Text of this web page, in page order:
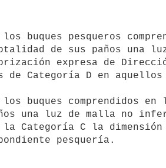
de sus paños una
expresa de
de Categoría D en
una luz de malla no